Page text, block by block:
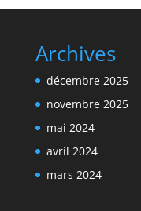
Archives
décembre 2025
novembre 2025
mai 2024
avril 2024
mars 2024